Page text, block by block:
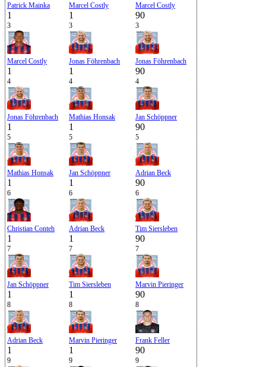
Patrick Mainka
1
3
Marcel Costly
1
4
Jonas Föhrenbach
1
5
Mathias Honsak
1
6
Christian Conteh
1
7
Jan Schöppner
1
8
Adrian Beck
1
9
Marcel Costly
1
3
Jonas Föhrenbach
1
4
Mathias Honsak
1
5
Jan Schöppner
1
6
Adrian Beck
1
7
Tim Siersleben
1
8
Marvin Pieringer
1
9
Marcel Costly
90
3
Jonas Föhrenbach
90
4
Jan Schöppner
90
5
Adrian Beck
90
6
Tim Siersleben
90
7
Marvin Pieringer
90
8
Frank Feller
90
9